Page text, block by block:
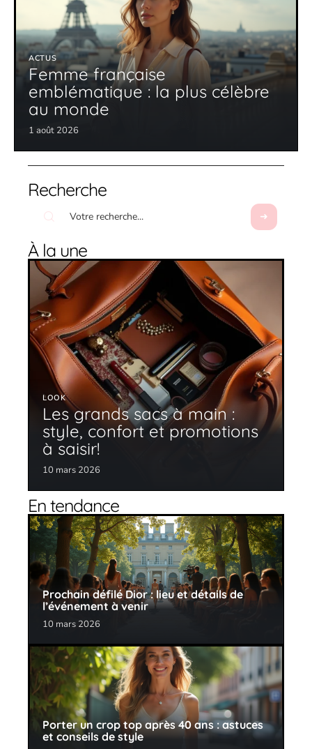
ACTUS
Femme française
emblématique : la plus célèbre
au monde
1 août 2026
Recherche
À la une
LOOK
Les grands sacs à main :
style, confort et promotions
à saisir!
10 mars 2026
En tendance
Prochain défilé Dior : lieu et détails de
l’événement à venir
10 mars 2026
Porter un crop top après 40 ans : astuces
et conseils de style